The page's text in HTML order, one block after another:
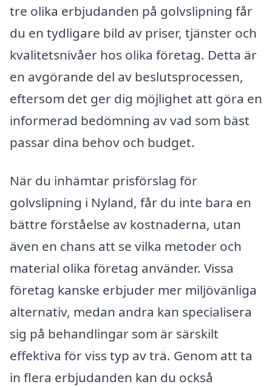
tre olika erbjudanden på golvslipning får
du en tydligare bild av priser, tjänster och
kvalitetsnivåer hos olika företag. Detta är
en avgörande del av beslutsprocessen,
eftersom det ger dig möjlighet att göra en
informerad bedömning av vad som bäst
passar dina behov och budget.
När du inhämtar prisförslag för
golvslipning i Nyland, får du inte bara en
bättre förståelse av kostnaderna, utan
även en chans att se vilka metoder och
material olika företag använder. Vissa
företag kanske erbjuder mer miljövänliga
alternativ, medan andra kan specialisera
sig på behandlingar som är särskilt
effektiva för viss typ av trä. Genom att ta
in flera erbjudanden kan du också